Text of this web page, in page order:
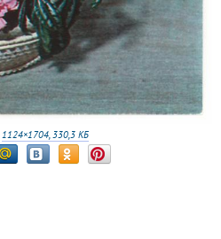
1124×1704, 330,3 КБ